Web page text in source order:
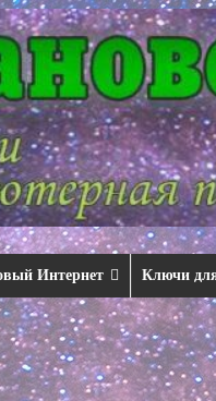
Интернет Ключи